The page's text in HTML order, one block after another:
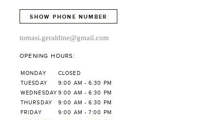
SHOW PHONE NUMBER
tomasi.geraldine@gmail.com
OPENING HOURS:
MONDAY
CLOSED
TUESDAY
9:00 AM - 6:30 PM
WEDNESDAY 9:00 AM - 6:30 PM
THURSDAY
9:00 AM - 6:30 PM
FRIDAY
9:00 AM - 7:00 PM